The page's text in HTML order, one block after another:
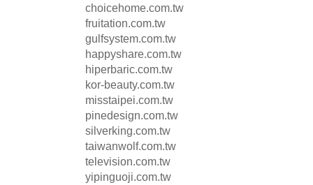
choicehome.com.tw
fruitation.com.tw
gulfsystem.com.tw
happyshare.com.tw
hiperbaric.com.tw
kor-beauty.com.tw
misstaipei.com.tw
pinedesign.com.tw
silverking.com.tw
taiwanwolf.com.tw
television.com.tw
yipinguoji.com.tw